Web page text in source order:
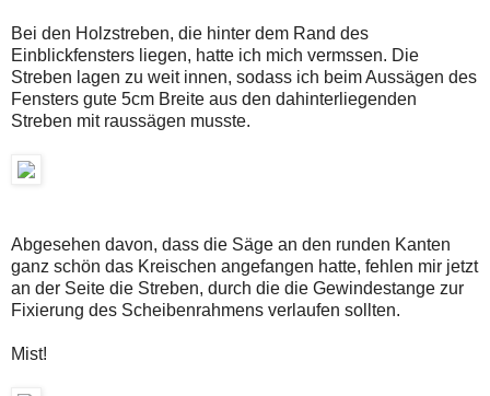
Bei den Holzstreben, die hinter dem Rand des
Einblickfensters liegen, hatte ich mich vermssen. Die
Streben lagen zu weit innen, sodass ich beim Aussägen des
Fensters gute 5cm Breite aus den dahinterliegenden
Streben mit raussägen musste.
Abgesehen davon, dass die Säge an den runden Kanten
ganz schön das Kreischen angefangen hatte, fehlen mir jetzt
an der Seite die Streben, durch die die Gewindestange zur
Fixierung des Scheibenrahmens verlaufen sollten.
Mist!